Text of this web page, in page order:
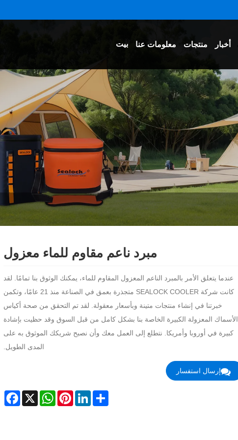
بيت معلومات عنا منتجات أخبار
مبرد ناعم مقاوم للماء معزول
عندما يتعلق الأمر بالمبرد الناعم المعزول المقاوم للماء، يمكنك الوثوق بنا تمامًا. لقد
كانت شركة SEALOCK COOLER متجذرة بعمق في الصناعة منذ 21 عامًا، وتكمن
خبرتنا في إنشاء منتجات متينة وبأسعار معقولة. لقد تم التحقق من صحة أكياس
الأسماك المعزولة الكبيرة الخاصة بنا بشكل كامل من قبل السوق وقد حظيت بإشادة
كبيرة في أوروبا وأمريكا. نتطلع إلى العمل معك وأن نصبح شريكك الموثوق به على
المدى الطويل.
إرسال استفسار
X
WhatsAppPinterestLinkedInShare